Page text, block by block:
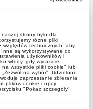
strony było dla
różne pliki
względów technicznych, aby
są wykorzystywane do
użytkowników i
wtedy, gdy wyrazicie
na wszystkie pliki cookie" lub
na wybór”. Udzielone
zaprzestanie zbierania
plików cookie i opcji
"Pokaż szczegóły".